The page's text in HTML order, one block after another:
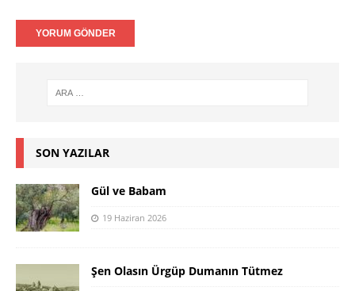
SON YAZILAR
Gül ve Babam
19 Haziran 2026
Şen Olasın Ürgüp Dumanın Tütmez